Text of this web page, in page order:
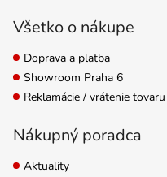
Všetko o nákupe
Doprava a platba
Showroom Praha 6
Reklamácie / vrátenie tovaru
Nákupný poradca
Aktuality